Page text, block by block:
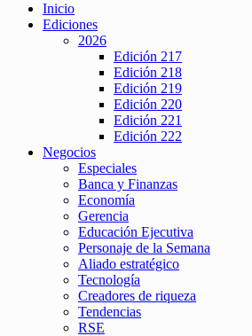
Inicio
Ediciones
2026
Edición 217
Edición 218
Edición 219
Edición 220
Edición 221
Edición 222
Negocios
Especiales
Banca y Finanzas
Economía
Gerencia
Educación Ejecutiva
Personaje de la Semana
Aliado estratégico
Tecnología
Creadores de riqueza
Tendencias
RSE